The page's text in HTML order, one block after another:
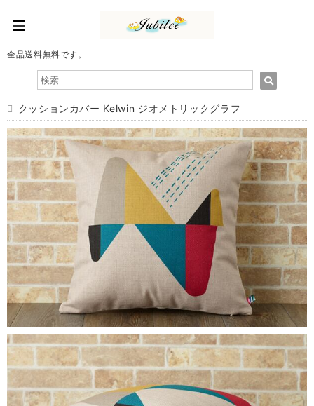
全品送料無料です。
クッションカバー Kelwin ジオメトリックグラフ